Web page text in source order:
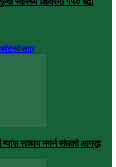
रोजगार
ग्यास सञ्चय नगर्न संघकाे आग्रह